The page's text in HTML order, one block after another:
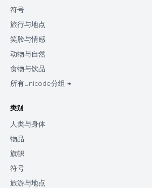
符号
旅行与地点
笑脸与情感
动物与自然
食物与饮品
所有Unicode分组 →
类别
人类与身体
物品
旗帜
符号
旅游与地点